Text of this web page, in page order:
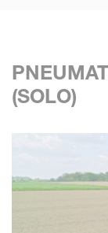
(SOLO)